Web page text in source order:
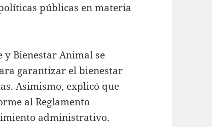
públicas en materia
y Bienestar Animal se
garantizar el bienestar
Asimismo, explicó que
al Reglamento
administrativo.